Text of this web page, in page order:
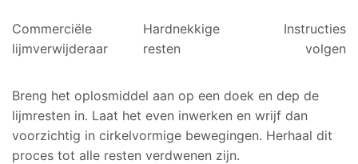
Commerciële
lijmverwijderaar
Hardnekkige
resten
Instructies
volgen
Breng het oplosmiddel aan op een doek en dep de
lijmresten in. Laat het even inwerken en wrijf dan
voorzichtig in cirkelvormige bewegingen. Herhaal dit
proces tot alle resten verdwenen zijn.